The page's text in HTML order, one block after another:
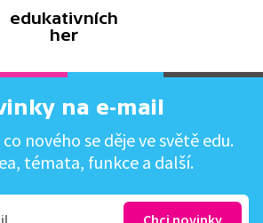
edukativních
her
na e-mail
nového se děje ve světě edu.
témata, funkce a další.